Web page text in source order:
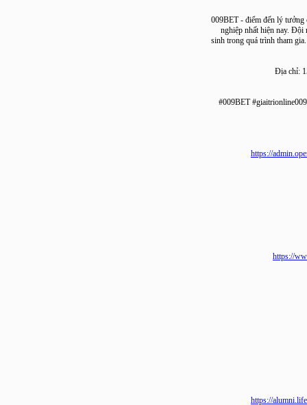
009BET - điểm đến lý
nghiệp nhất hiện
sinh trong quá trình
Địa
#009BET
https://
https://